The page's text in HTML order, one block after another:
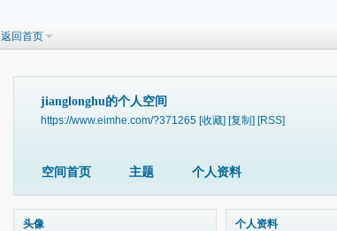
返回首页
jianglonghu的个人空间
https://www.eimhe.com/?371265 [收藏] [复制] [RSS]
空间首页 主题 个人资料
头像 个人资料